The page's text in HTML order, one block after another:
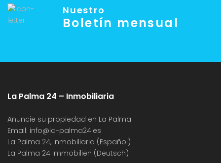
Nuestro
Boletín mensual
La Palma 24 – Inmobiliaria
Anuncie su propiedad en La Palma.
Email: info@la-palma24.es
La Palma 24, Inmobiliaria (Español)
La Palma 24 Immobilien (Deutsch)